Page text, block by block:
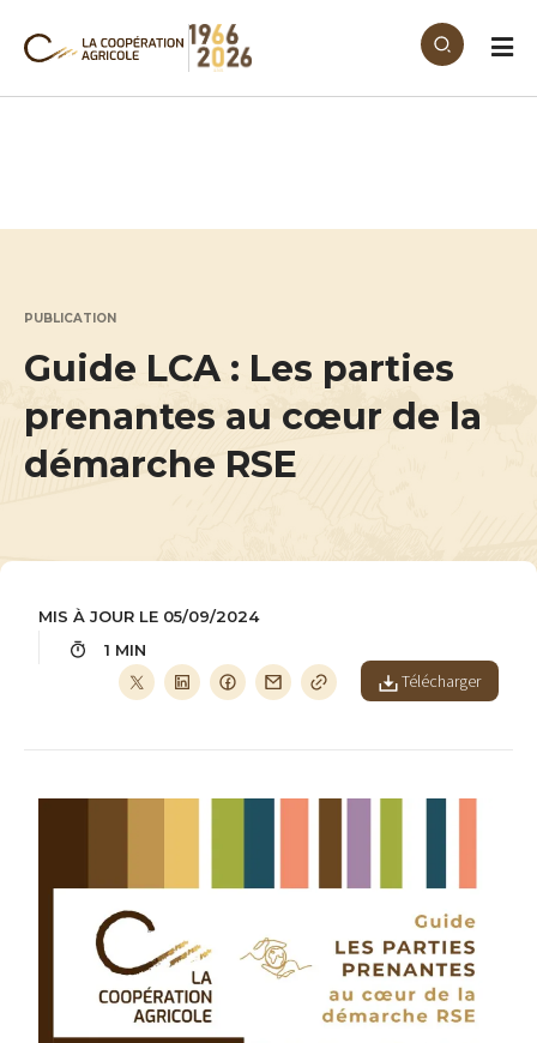
PUBLICATION
Guide LCA : Les parties
prenantes au cœur de la
démarche RSE
MIS À JOUR LE 05/09/2024
1 MIN
Télécharger